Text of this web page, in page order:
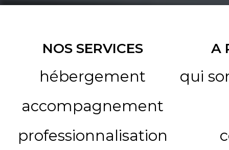
NOS SERVICES
hébergement
accompagnement
professionnalisation
A
qui